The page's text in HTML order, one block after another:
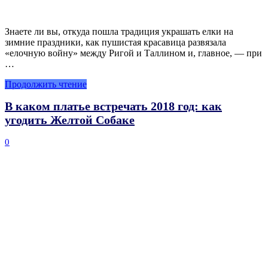
Знаете ли вы, откуда пошла традиция украшать елки на
зимние праздники, как пушистая красавица развязала
«елочную войну» между Ригой и Таллином и, главное, — при
…
Продолжить чтение
В каком платье встречать 2018 год: как
угодить Желтой Собаке
0